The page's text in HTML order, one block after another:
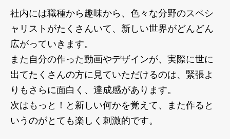
社内には職種から趣味から、色々な分野のスペシ
ャリストがたくさんいて、新しい世界がどんどん
広がっていきます。
また自分の作った動画やデザインが、実際に世に
出てたくさんの方に見ていただけるのは、緊張よ
りもさらに面白く、達成感があります。
次はもっと！と新しい何かを覚えて、また作ると
いうのがとても楽しく刺激的です。